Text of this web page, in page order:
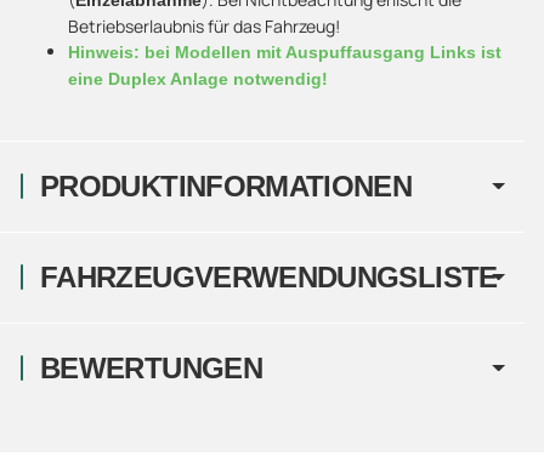
PRODUKTINFORMATIONEN
Betriebserlaubnis für das Fahrzeug!
Hinweis: bei Modellen mit Auspuffausgang Links ist
eine Duplex Anlage notwendig!
FAHRZEUGVERWENDUNGSLISTE
BEWERTUNGEN